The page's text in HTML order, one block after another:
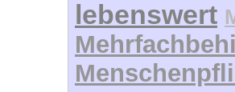
lebenswert